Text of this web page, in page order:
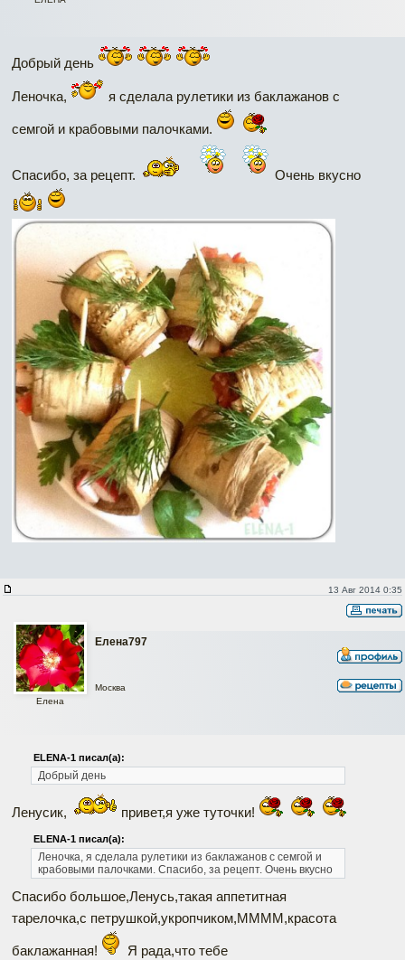
Добрый день
Леночка, я сделала рулетики из баклажанов с
семгой и крабовыми палочками.
Спасибо, за рецепт. Очень вкусно
13 Авг 2014 0:35
Елена797
Елена
Москва
ELENA-1 писал(а):
Добрый день
Ленусик, привет,я уже туточки!
ELENA-1 писал(а):
Леночка, я сделала рулетики из баклажанов с семгой и
крабовыми палочками. Спасибо, за рецепт. Очень вкусно
Спасибо большое,Ленусь,такая аппетитная
тарелочка,с петрушкой,укропчиком,ММММ,красота
баклажанная! Я рада,что тебе